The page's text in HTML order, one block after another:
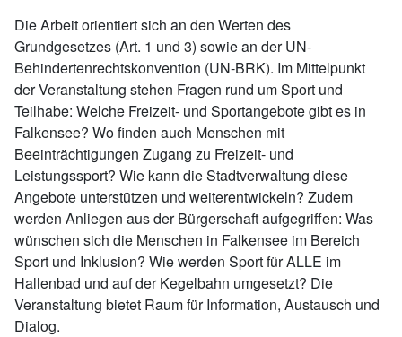
Die Arbeit orientiert sich an den Werten des
Grundgesetzes (Art. 1 und 3) sowie an der UN-
Behindertenrechtskonvention (UN-BRK). Im Mittelpunkt
der Veranstaltung stehen Fragen rund um Sport und
Teilhabe: Welche Freizeit- und Sportangebote gibt es in
Falkensee? Wo finden auch Menschen mit
Beeinträchtigungen Zugang zu Freizeit- und
Leistungssport? Wie kann die Stadtverwaltung diese
Angebote unterstützen und weiterentwickeln? Zudem
werden Anliegen aus der Bürgerschaft aufgegriffen: Was
wünschen sich die Menschen in Falkensee im Bereich
Sport und Inklusion? Wie werden Sport für ALLE im
Hallenbad und auf der Kegelbahn umgesetzt? Die
Veranstaltung bietet Raum für Information, Austausch und
Dialog.